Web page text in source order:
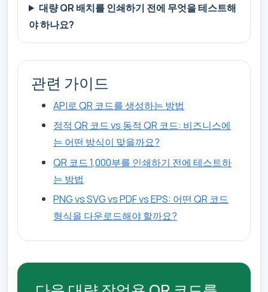
대량 QR 배치를 인쇄하기 전에 무엇을 테스트해
야 하나요?
관련 가이드
API로 QR 코드를 생성하는 방법
정적 QR 코드 vs 동적 QR 코드: 비즈니스에
는 어떤 방식이 맞을까요?
QR 코드 1,000부를 인쇄하기 전에 테스트하
는 방법
PNG vs SVG vs PDF vs EPS: 어떤 QR 코드
형식을 다운로드해야 할까요?